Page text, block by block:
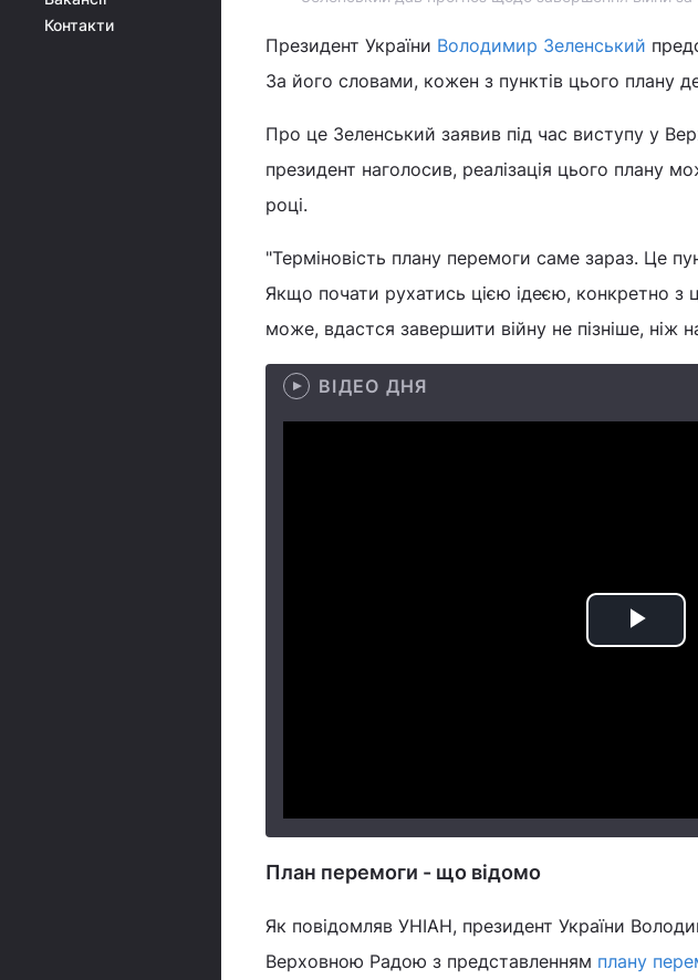
Контакти
Президент України Володимир Зеленський
За його словами, кожен з пунктів цього плану
Про це Зеленський заявив під час виступу у
президент наголосив, реалізація цього плану
році.
"Терміновість плану перемоги саме зараз. Це
Якщо почати рухатись цією ідеєю, конкретно
може, вдастся завершити війну не пізніше, ніж
ВІДЕО ДНЯ
Play
План перемоги - що відомо
Як повідомляв УНІАН, президент України
Верховною Радою з представленням плану